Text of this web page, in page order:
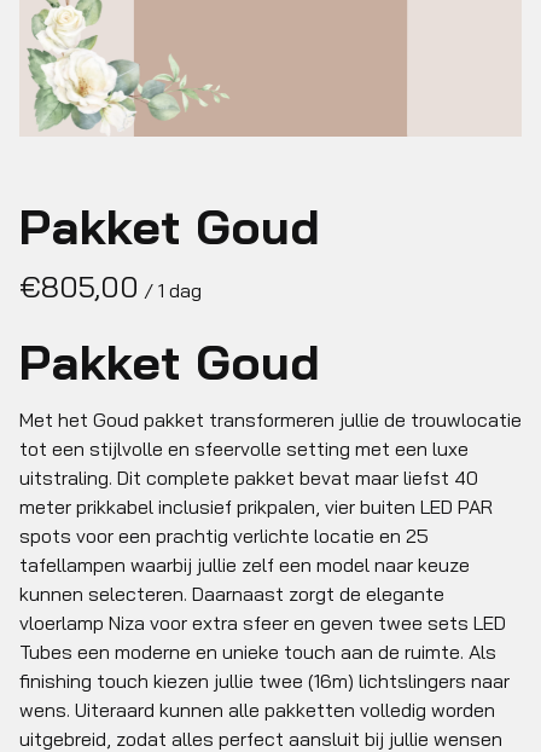
Pakket Goud
/
Pakket Goud
Met het Goud pakket transformeren jullie de trouwlocatie
tot een stijlvolle en sfeervolle setting met een luxe
uitstraling. Dit complete pakket bevat maar liefst 40
meter prikkabel inclusief prikpalen, vier buiten LED PAR
spots voor een prachtig verlichte locatie en 25
tafellampen waarbij jullie zelf een model naar keuze
kunnen selecteren. Daarnaast zorgt de elegante
vloerlamp Niza voor extra sfeer en geven twee sets LED
Tubes een moderne en unieke touch aan de ruimte. Als
finishing touch kiezen jullie twee (16m) lichtslingers naar
wens. Uiteraard kunnen alle pakketten volledig worden
uitgebreid, zodat alles perfect aansluit bij jullie wensen